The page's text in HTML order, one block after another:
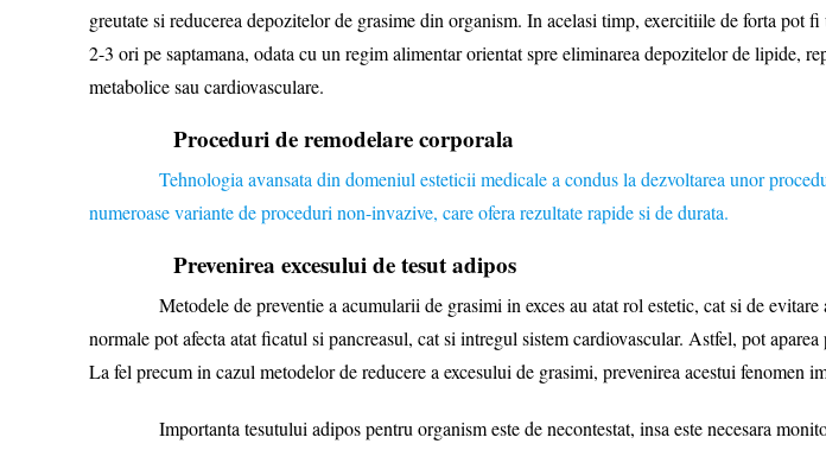
greutate si reducerea depozitelor de grasime din organism. In acelasi timp, exercitiile de forta
2-3 ori pe saptamana, odata cu un regim alimentar orientat spre eliminarea depozitelor de lipide,
metabolice sau cardiovasculare.
Proceduri de remodelare corporala
Tehnologia avansata din domeniul esteticii medicale a condus la dezvoltarea unor
numeroase variante de proceduri non-invazive, care ofera rezultate rapide si de durata.
Prevenirea excesului de tesut adipos
Metodele de preventie a acumularii de grasimi in exces au atat rol estetic, cat si de evitare
normale pot afecta atat ficatul si pancreasul, cat si intregul sistem cardiovascular. Astfel, pot
La fel precum in cazul metodelor de reducere a excesului de grasimi, prevenirea acestui
Importanta tesutului adipos pentru organism este de necontestat, insa este necesara